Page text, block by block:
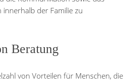
innerhalb der Familie zu
Beratung
von Vorteilen für Menschen, die